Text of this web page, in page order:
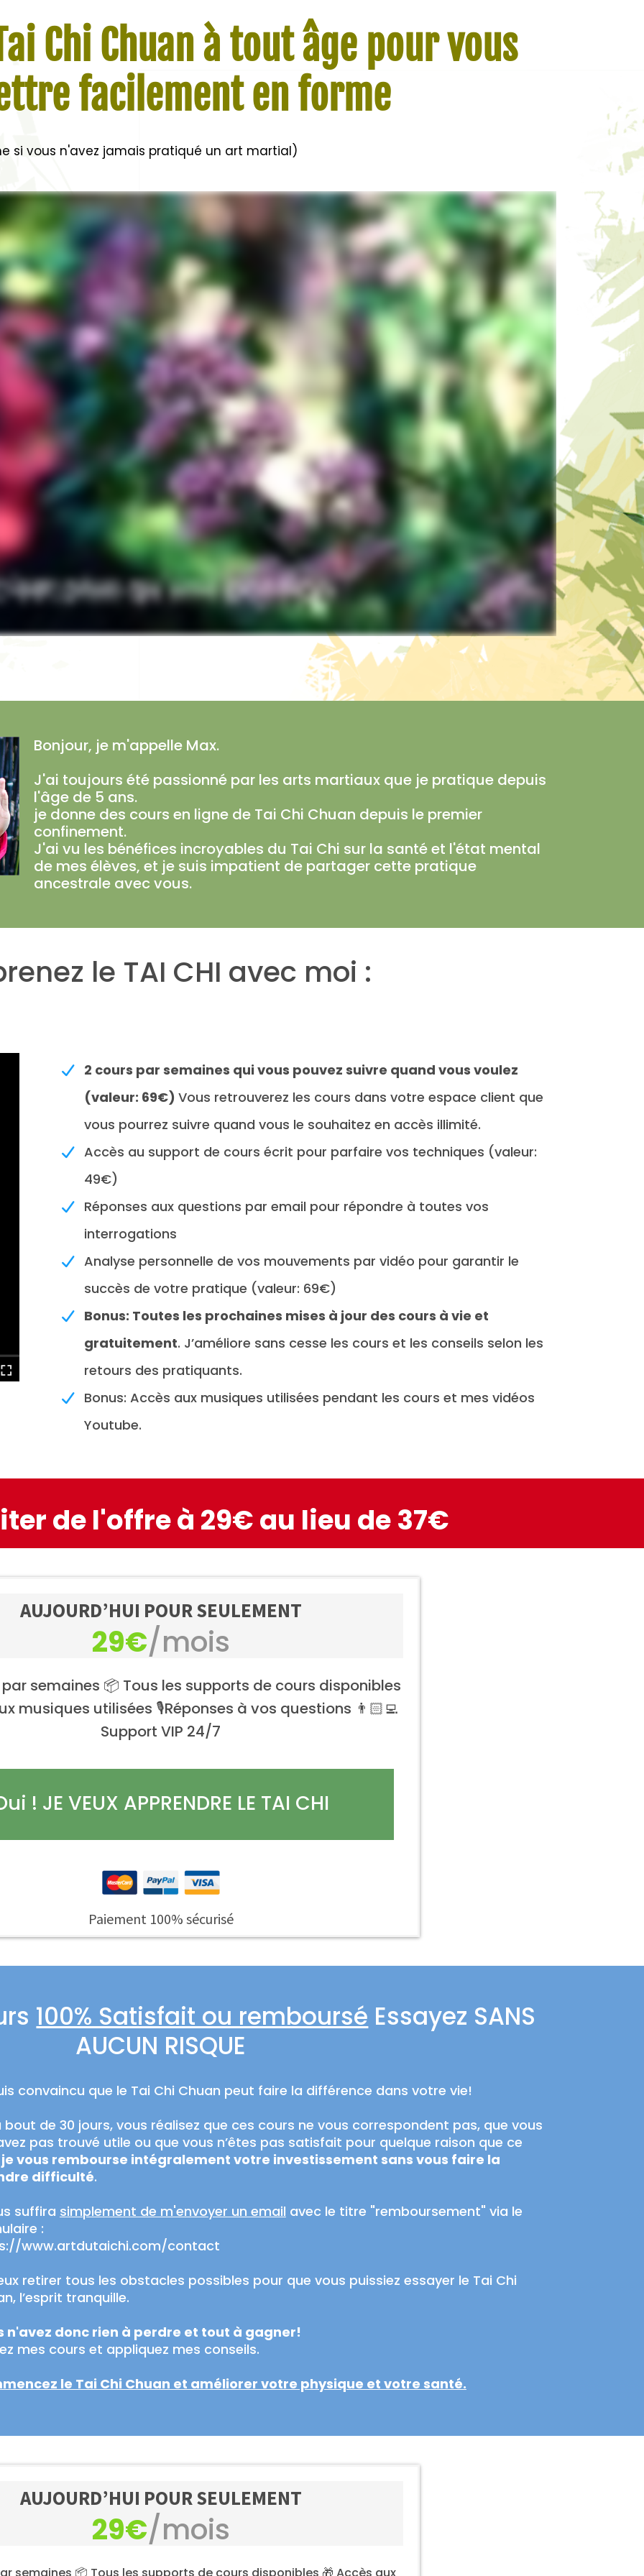
Chi Chuan à tout âge pour vous
facilement en forme
si vous n'avez jamais pratiqué un art martial)
Bonjour, je m'appelle Max.
J'ai toujours été passionné par les arts martiaux que je pratique depuis
l'âge de 5 ans.
je donne des cours en ligne de Tai Chi Chuan depuis le premier
confinement.
J'ai vu les bénéfices incroyables du Tai Chi sur la santé et l'état mental
de mes élèves, et je suis impatient de partager cette pratique
ancestrale avec vous.
le TAI CHI avec moi :
2 cours par semaines qui vous pouvez suivre quand vous voulez
(valeur: 69€)Vous retrouverez les cours dans votre espace client que
vous pourrez suivre quand vous le souhaitez en accès illimité.
Accès au support de cours écrit pour parfaire vos techniques (valeur:
49€)
Réponses aux questions par email pour répondre à toutes vos
interrogations
Analyse personnelle de vos mouvements par vidéo pour garantir le
succès de votre pratique (valeur: 69€)
Bonus: Toutes les prochaines mises à jour des cours à vie et
gratuitement. J’améliore sans cesse les cours et les conseils selon les
retours des pratiquants.
Bonus: Accès aux musiques utilisées pendant les cours et mes vidéos
Youtube.
de l'offre à 29€ au lieu de 37€
AUJOURD’HUI POUR SEULEMENT
29€/mois
semaines 📦 Tous les supports de cours disponibles
musiques utilisées 🎙Réponses à vos questions 👨🏻‍💻
Support VIP 24/7
! JE VEUX APPRENDRE LE TAI CHI
Paiement 100% sécurisé
100% Satisfait ou remboursé Essayez SANS
AUCUN RISQUE
convaincu que le Tai Chi Chuan peut faire la différence dans votre vie!
bout de 30 jours, vous réalisez que ces cours ne vous correspondent pas, que vous
pas trouvé utile ou que vous n’êtes pas satisfait pour quelque raison que ce
je vous rembourse intégralement votre investissement sans vous faire la
difficulté.
suffira simplement de m'envoyer un email avec le titre "remboursement" via le
:
www.artdutaichi.com/contact
retirer tous les obstacles possibles pour que vous puissiez essayer le Tai Chi
l’esprit tranquille.
n'avez donc rien à perdre et tout à gagner!
mes cours et appliquez mes conseils.
le Tai Chi Chuan et améliorer votre physique et votre santé.
AUJOURD’HUI POUR SEULEMENT
29€/mois